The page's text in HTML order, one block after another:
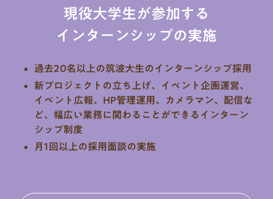
現役大学生が参加する
インターンシップの実施
過去20名以上の筑波大生のインターンシップ採用
新プロジェクトの立ち上げ、イベント企画運営、
イベント広報、HP管理運用、カメラマン、配信な
ど、幅広い業務に関わることができるインターン
シップ制度
月1回以上の採用面談の実施